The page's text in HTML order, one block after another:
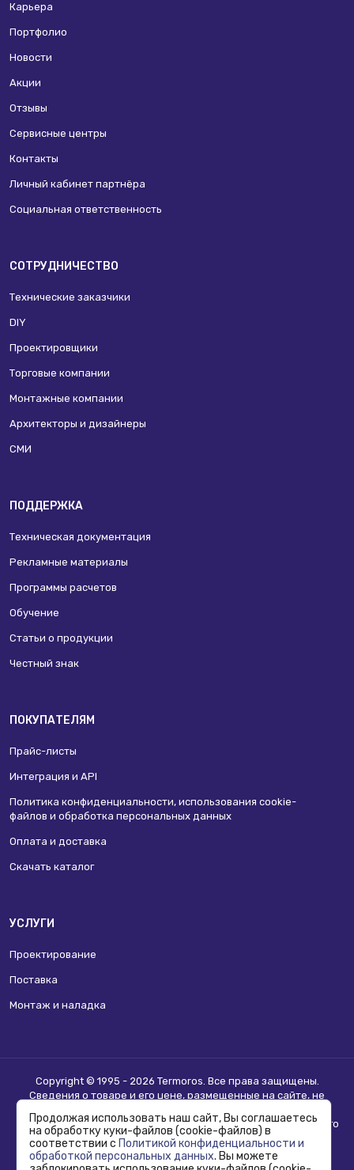
Карьера
Портфолио
Новости
Акции
Отзывы
Сервисные центры
Контакты
Личный кабинет партнёра
Социальная ответственность
СОТРУДНИЧЕСТВО
Технические заказчики
DIY
Проектировщики
Торговые компании
Монтажные компании
Архитекторы и дизайнеры
СМИ
ПОДДЕРЖКА
Техническая документация
Рекламные материалы
Программы расчетов
Обучение
Статьи о продукции
Честный знак
ПОКУПАТЕЛЯМ
Прайс-листы
Интеграция и API
Политика конфиденциальности, использования сookie-
файлов и обработка персональных данных
Оплата и доставка
Скачать каталог
УСЛУГИ
Проектирование
Поставка
Монтаж и наладка
Copyright © 1995 - 2026 Termoros. Все права защищены.
Сведения о товаре и его цене, размещенные на сайте, не
Информацию о возможности приобретения соответствующего
товара и условиях такого приобретения уточняйте в отделе
продаж.
Продолжая использовать наш сайт, Вы соглашаетесь
на обработку куки-файлов (cookie-файлов) в
соответствии с Политикой конфиденциальности и
обработкой персональных данных. Вы можете